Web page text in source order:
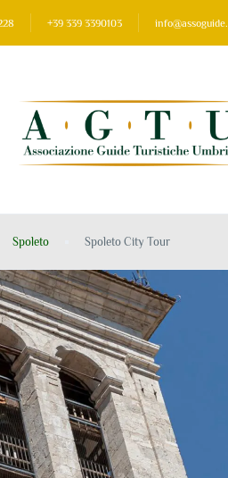
+39 339 3390103
Spoleto Spoleto City Tour